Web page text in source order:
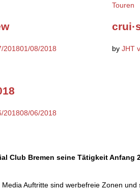
201801/08/2018
Touren
by JHT
201808/06/2018
Club Bremen seine Tätigkeit
Auftritte sind werbefreie Zonen